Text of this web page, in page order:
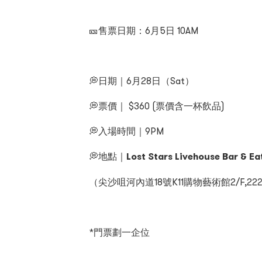
🎫售票日期：6月5日 10AM
💭日期｜6月28日（Sat）
💭票價｜ $360 (票價含一杯飲品)
💭入場時間｜9PM
💭地點｜ Lost Stars Livehouse Bar &
（尖沙咀河內道18號K11購物藝術館2/
*門票劃一企位